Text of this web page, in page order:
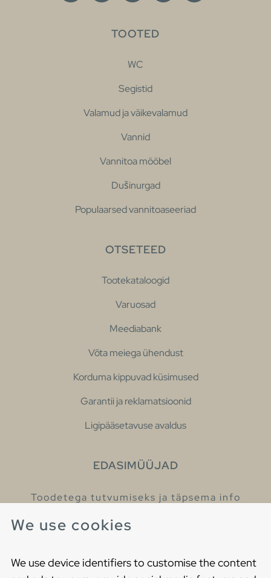
We use cookies
We use device identifiers to customise the content
TOOTED
WC
Segistid
Valamud ja väikevalamud
Vannid
Vannitoa mööbel
Dušinurgad
Populaarsed vannitoaseeriad
OTSETEED
Tootekataloogid
Varuosad
Meediabank
Võta meiega ühendust
Korduma kippuvad küsimused
Garantii ja reklamatsioonid
Ligipääsetavuse avaldus
EDASIMÜÜJAD
Toodetega tutvumiseks ja täpsema info